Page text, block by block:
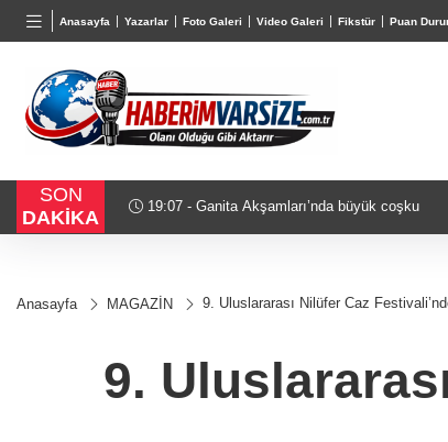
Anasayfa Yazarlar Foto Galeri Video Galeri Fikstür Puan
BGN
27,9743 %-0,22
VND
0,0018%0,32
SON
DAKİKA
18:51 - Akustik sahne yaz akşamlarına ritim
Anasayfa MAGAZİN 9. Uluslararası Nilüfer Caz
9.